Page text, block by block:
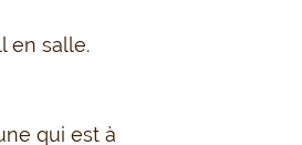
en salle.
qui est à